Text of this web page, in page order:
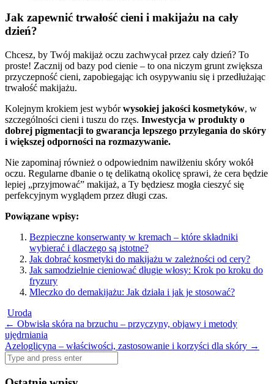
Jak zapewnić trwałość cieni i makijażu na cały
dzień?
Chcesz, by Twój makijaż oczu zachwycał przez cały dzień? To
proste! Zacznij od bazy pod cienie – to ona niczym grunt zwiększa
przyczepność cieni, zapobiegając ich osypywaniu się i przedłużając
trwałość makijażu.
Kolejnym krokiem jest wybórwysokiej jakości kosmetyków, w
szczególności cieni i tuszu do rzęs. Inwestycja w produkty o
dobrej pigmentacji to gwarancja lepszego przylegania do skóry
i większej odporności na rozmazywanie.
Nie zapominaj również o odpowiednim nawilżeniu skóry wokół
oczu. Regularne dbanie o tę delikatną okolicę sprawi, że cera będzie
lepiej „przyjmować” makijaż, a Ty będziesz mogła cieszyć się
perfekcyjnym wyglądem przez długi czas.
Powiązane wpisy:
Bezpieczne konserwanty w kremach – które składniki
wybierać i dlaczego są istotne?
Jak dobrać kosmetyki do makijażu w zależności od cery?
Jak samodzielnie cieniować długie włosy: Krok po kroku do
fryzury
Mleczko do demakijażu: Jak działa i jak je stosować?
Uroda
Post
navigation
← Obwisła skóra na brzuchu – przyczyny, objawy i metody
ujędrniania
Azeloglicyna – właściwości, zastosowanie i korzyści dla skóry →
Search
for: